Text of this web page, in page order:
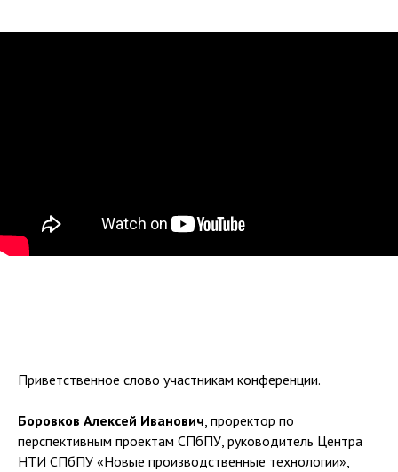
Приветственное слово участникам конференции.
Боровков Алексей Иванович, проректор по
перспективным проектам СПбПУ, руководитель Центра
НТИ СПбПУ «Новые производственные технологии»,